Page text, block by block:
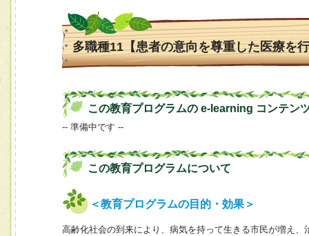
多職種11【患者の意向を尊重した医療を
この教育プログラムの e-learning コンテン
-- 準備中です --
この教育プログラムについて
＜教育プログラムの目的・効果＞
高齢化社会の到来により、病気を持って生きる市民が増え